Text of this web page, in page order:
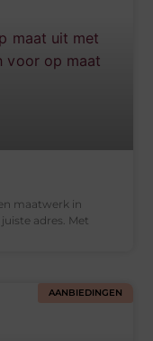
maatwerk in
adres. Met
AANBIEDINGEN